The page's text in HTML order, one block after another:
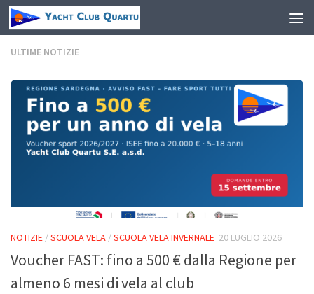
Salta al contenuto
ULTIME NOTIZIE
NOTIZIE /SCUOLA VELA /SCUOLA VELA INVERNALE 20 LUGLIO 2026
Voucher FAST: fino a 500 € dalla Regione per
almeno 6 mesi di vela al club